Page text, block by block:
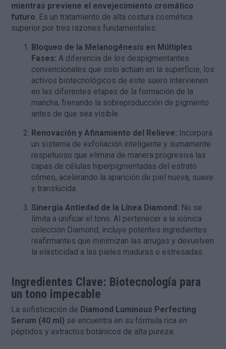
mientras previene el envejecimiento cromático
futuro. Es un tratamiento de alta costura cosmética
superior por tres razones fundamentales:
Bloqueo de la Melanogénesis en Múltiples
Fases: A diferencia de los despigmentantes
convencionales que solo actúan en la superficie, los
activos biotecnológicos de este suero intervienen
en las diferentes etapas de la formación de la
mancha, frenando la sobreproducción de pigmento
antes de que sea visible.
Renovación y Afinamiento del Relieve: Incorpora
un sistema de exfoliación inteligente y sumamente
respetuoso que elimina de manera progresiva las
capas de células hiperpigmentadas del estrato
córneo, acelerando la aparición de piel nueva, suave
y translúcida.
Sinergia Antiedad de la Línea Diamond: No se
limita a unificar el tono. Al pertenecer a la icónica
colección Diamond, incluye potentes ingredientes
reafirmantes que minimizan las arrugas y devuelven
la elasticidad a las pieles maduras o estresadas.
Ingredientes Clave: Biotecnología para
un tono impecable
La sofisticación de Diamond Luminous Perfecting
Serum (40 ml) se encuentra en su fórmula rica en
péptidos y extractos botánicos de alta pureza: